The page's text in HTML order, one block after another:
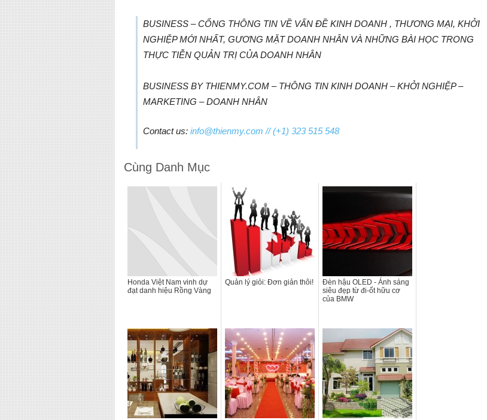
BUSINESS – CỔNG THÔNG TIN VỀ VẤN ĐỀ KINH DOANH , THƯƠNG MẠI, KHỞI
NGHIỆP MỚI NHẤT, GƯƠNG MẶT DOANH NHÂN VÀ NHỮNG BÀI HỌC TRONG
THỰC TIỄN QUẢN TRỊ CỦA DOANH NHÂN
BUSINESS BY THIENMY.COM – THÔNG TIN KINH DOANH – KHỞI NGHIỆP –
MARKETING – DOANH NHÂN
Contact us: info@thienmy.com // (+1) 323 515 548
Cùng Danh Mục
Honda Việt Nam vinh dự
đạt danh hiệu Rồng Vàng
Quản lý giỏi: Đơn giản thôi!
Đèn hậu OLED - Ánh sáng
siêu đẹp từ đi-ốt hữu cơ
của BMW